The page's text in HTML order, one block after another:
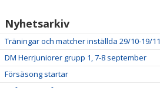
Nyhetsarkiv
Träningar och matcher inställda 29/10-19/11
DM Herrjuniorer grupp 1, 7-8 september
Försäsong startar